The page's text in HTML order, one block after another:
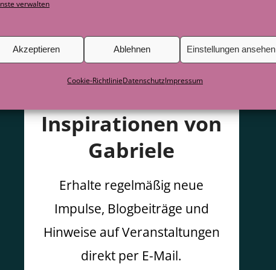
verwalten
Akzeptieren Ablehnen Einstellungen ansehen
Cookie-RichtlinieDatenschutzImpressum
Inspirationen von
Gabriele
Erhalte regelmäßig neue
Impulse, Blogbeiträge und
Hinweise auf Veranstaltungen
direkt per E-Mail.